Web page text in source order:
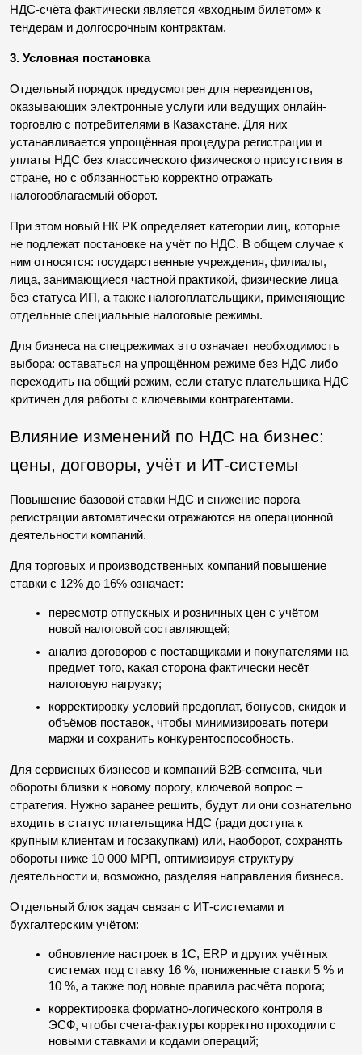
НДС-счёта фактически является «входным билетом» к
тендерам и долгосрочным контрактам.
3. Условная постановка
Отдельный порядок предусмотрен для нерезидентов,
оказывающих электронные услуги или ведущих онлайн-
торговлю с потребителями в Казахстане. Для них
устанавливается упрощённая процедура регистрации и
уплаты НДС без классического физического присутствия в
стране, но с обязанностью корректно отражать
налогооблагаемый оборот.
При этом новый НК РК определяет категории лиц, которые
не подлежат постановке на учёт по НДС. В общем случае к
ним относятся: государственные учреждения, филиалы,
лица, занимающиеся частной практикой, физические лица
без статуса ИП, а также налогоплательщики, применяющие
отдельные специальные налоговые режимы.
Для бизнеса на спецрежимах это означает необходимость
выбора: оставаться на упрощённом режиме без НДС либо
переходить на общий режим, если статус плательщика НДС
критичен для работы с ключевыми контрагентами.
Влияние изменений по НДС на бизнес:
цены, договоры, учёт и ИТ-системы
Повышение базовой ставки НДС и снижение порога
регистрации автоматически отражаются на операционной
деятельности компаний.
Для торговых и производственных компаний повышение
ставки с 12% до 16% означает:
пересмотр отпускных и розничных цен с учётом
новой налоговой составляющей;
анализ договоров с поставщиками и покупателями на
предмет того, какая сторона фактически несёт
налоговую нагрузку;
корректировку условий предоплат, бонусов, скидок и
объёмов поставок, чтобы минимизировать потери
маржи и сохранить конкурентоспособность.
Для сервисных бизнесов и компаний B2B-сегмента, чьи
обороты близки к новому порогу, ключевой вопрос –
стратегия. Нужно заранее решить, будут ли они сознательно
входить в статус плательщика НДС (ради доступа к
крупным клиентам и госзакупкам) или, наоборот, сохранять
обороты ниже 10 000 МРП, оптимизируя структуру
деятельности и, возможно, разделяя направления бизнеса.
Отдельный блок задач связан с ИТ-системами и
бухгалтерским учётом:
обновление настроек в 1С, ERP и других учётных
системах под ставку 16 %, пониженные ставки 5 % и
10 %, а также под новые правила расчёта порога;
корректировка форматно-логического контроля в
ЭСФ, чтобы счета-фактуры корректно проходили с
новыми ставками и кодами операций;